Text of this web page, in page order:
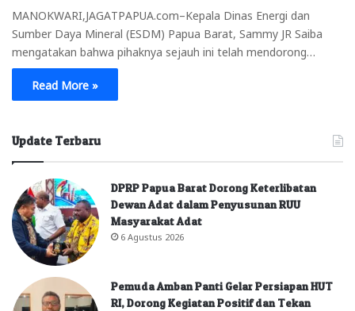
MANOKWARI,JAGATPAPUA.com–Kepala Dinas Energi dan
Sumber Daya Mineral (ESDM) Papua Barat, Sammy JR Saiba
mengatakan bahwa pihaknya sejauh ini telah mendorong…
Read More »
Update Terbaru
DPRP Papua Barat Dorong Keterlibatan
Dewan Adat dalam Penyusunan RUU
Masyarakat Adat
6 Agustus 2026
Pemuda Amban Panti Gelar Persiapan HUT
RI, Dorong Kegiatan Positif dan Tekan